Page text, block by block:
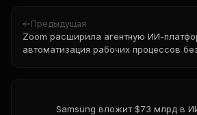
Предыдущая
Zoom расширила агентную ИИ-
автоматизация рабочих процессов
Samsung вложит $73 млрд в